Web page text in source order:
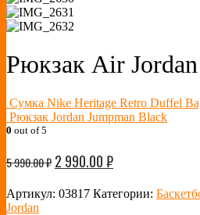
Рюкзак Air
Сумка Nike Heritage Retro Duffel
Рюкзак Jordan Jumpman Black
0 out of 5
5 990.00₽ 2 990.00₽
Артикул: 03817 Категории:
Jordan